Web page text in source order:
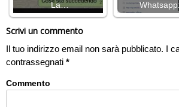
La…
Scrivi un commento
Il tuo indirizzo email non sarà pubblicato. I
contrassegnati *
Commento